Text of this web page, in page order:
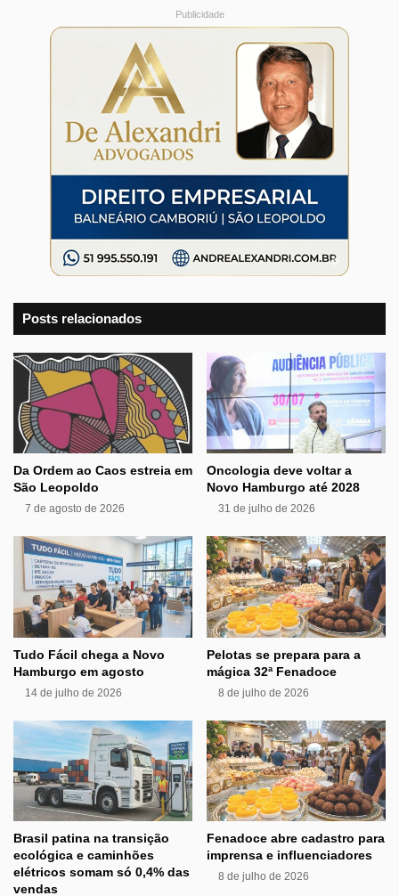
Publicidade
Posts relacionados
Da Ordem ao Caos estreia em
São Leopoldo
7 de agosto de 2026
Oncologia deve voltar a
Novo Hamburgo até 2028
31 de julho de 2026
Tudo Fácil chega a Novo
Hamburgo em agosto
14 de julho de 2026
Pelotas se prepara para a
mágica 32ª Fenadoce
8 de julho de 2026
Brasil patina na transição
ecológica e caminhões
elétricos somam só 0,4% das
vendas
Fenadoce abre cadastro para
imprensa e influenciadores
8 de julho de 2026